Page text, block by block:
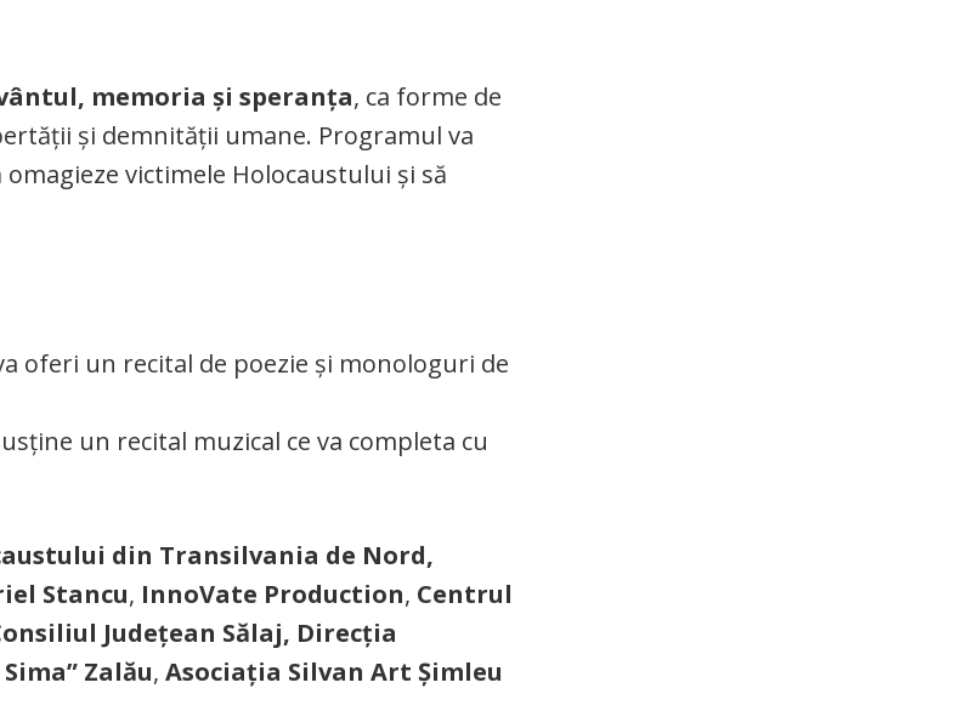
memoria și speranța, ca forme de
și demnității umane. Programul va
victimele Holocaustului și să
oferi un recital de poezie și monologuri de
un recital muzical ce va completa cu
din Transilvania de Nord,
Stancu, InnoVate Production, Centrul
Județean Sălaj, Direcția
Zalău, Asociația Silvan Art Șimleu